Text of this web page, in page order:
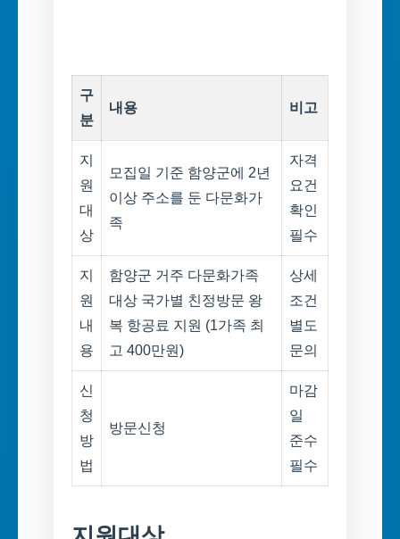
구
분
내용 비고
지
원
대
상
모집일 기준 함양군에 2년
이상 주소를 둔 다문화가
족
자격
요건
확인
필수
지
원
내
용
함양군 거주 다문화가족
대상 국가별 친정방문 왕
복 항공료 지원 (1가족 최
고 400만원)
상세
조건
별도
문의
신
청
방
법
방문신청
마감
일
준수
필수